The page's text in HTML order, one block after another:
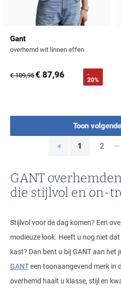
Gant
overhemd wit linnen effen
€ 109,95€ 87,96
-
20%
Toon
Vorige
1
2
...
GANT
die stijlvol en on-
Stijlvol voor de dag komen? Een
modieuze look. Heeft u nog niet
kast? Dan bent u bij GANT aan het
GANTeen toonaangevend merk in
overhemd haalt u klasse, stijl en